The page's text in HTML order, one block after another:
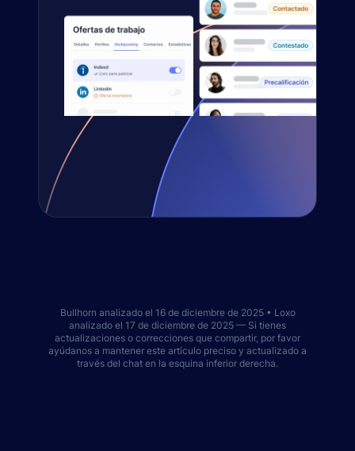
Bullhorn analizado el 16 de diciembre de 2025 • Loxo
analizado el 17 de diciembre de 2025 — Si tienes
actualizaciones o correcciones que compartir, por favor
ayúdanos a mantener este artículo preciso y actualizado a
través del chat en la esquina inferior derecha.